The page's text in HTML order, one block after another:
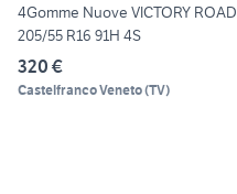
4Gomme Nuove VICTORY ROAD
205/55 R16 91H 4S
320 €
Castelfranco Veneto(TV)